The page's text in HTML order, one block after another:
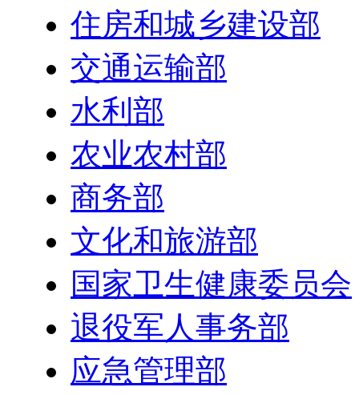
住房和城乡建设部
交通运输部
水利部
农业农村部
商务部
文化和旅游部
国家卫生健康委员会
退役军人事务部
应急管理部